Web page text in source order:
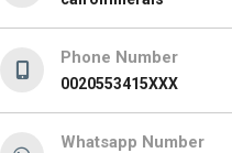
Phone Number
0020553415XXX
Whatsapp Number